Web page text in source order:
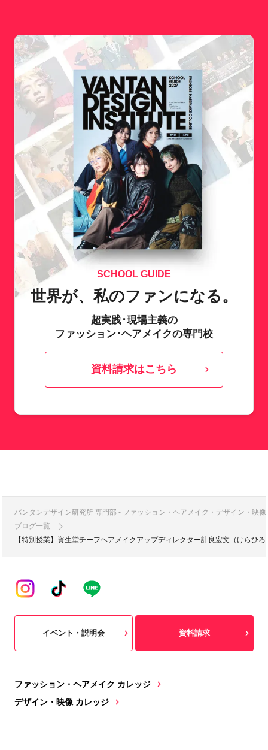
SCHOOL GUIDE
世界が、私のファンになる。
超実践･現場主義の
ファッション･ヘアメイクの専門校
資料請求はこちら
バンタンデザイン研究所 専門部 - ファッション・ヘアメイク・デザイン・映
ブログ一覧
【特別授業】資生堂チーフヘアメイクアップディレクター計良宏文（けらひ
ファッション・ヘアメイク カレッジ
デザイン・映像 カレッジ
イベント・説明会 資料請求